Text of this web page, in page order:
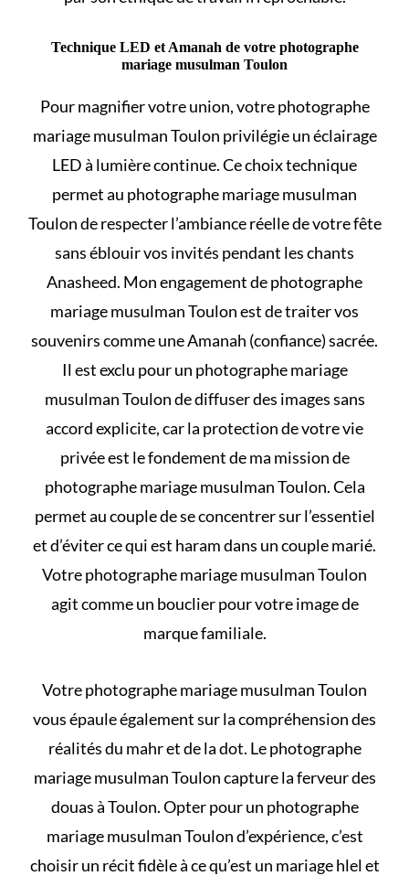
Technique LED et Amanah de votre photographe
mariage musulman Toulon
Pour magnifier votre union, votre photographe
mariage musulman Toulon privilégie un éclairage
LED à lumière continue. Ce choix technique
permet au photographe mariage musulman
Toulon de respecter l’ambiance réelle de votre fête
sans éblouir vos invités pendant les chants
Anasheed. Mon engagement de photographe
mariage musulman Toulon est de traiter vos
souvenirs comme une Amanah (confiance) sacrée.
Il est exclu pour un photographe mariage
musulman Toulon de diffuser des images sans
accord explicite, car la protection de votre vie
privée est le fondement de ma mission de
photographe mariage musulman Toulon. Cela
permet au couple de se concentrer sur l’essentiel
et d’éviterce qui est haram dans un couple marié.
Votre photographe mariage musulman Toulon
agit comme un bouclier pour votre image de
marque familiale.
Votre photographe mariage musulman Toulon
vous épaule également sur la compréhension des
réalités du mahr et de la dot. Le photographe
mariage musulman Toulon capture la ferveur des
douas à Toulon. Opter pour un photographe
mariage musulman Toulon d’expérience, c’est
choisir un récit fidèle àce qu’est un mariage hlel et